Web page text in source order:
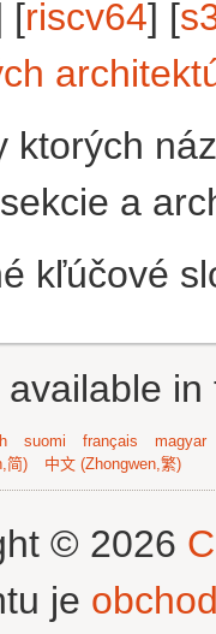
[riscv64] [
ktorých
a
kľúčové
suomi français
magyar
简) 中文 (Zhongwen,繁)
© 2026
je